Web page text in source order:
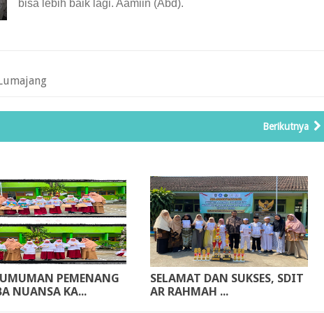
bisa lebih baik lagi. Aamiin (Abd).
Berikutnya
PEMENANG
NUANSA KA...
SELAMAT DAN SUKSES, SDIT
AR RAHMAH ...